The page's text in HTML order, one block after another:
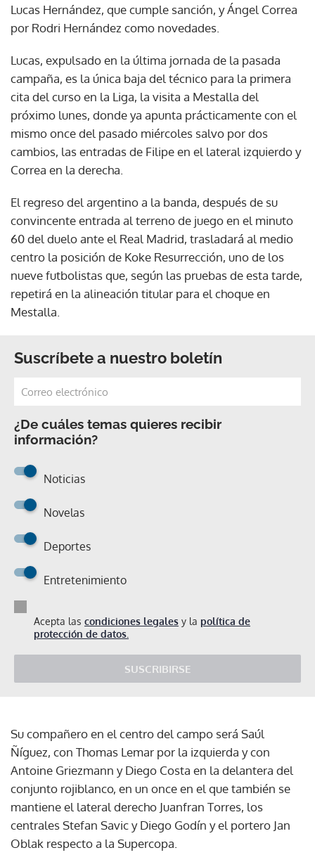
Lucas Hernández, que cumple sanción, y Ángel Correa
por Rodri Hernández como novedades.
Lucas, expulsado en la última jornada de la pasada
campaña, es la única baja del técnico para la primera
cita del curso en la Liga, la visita a Mestalla del
próximo lunes, donde ya apunta prácticamente con el
mismo once del pasado miércoles salvo por dos
cambios, las entradas de Filipe en el lateral izquierdo y
Correa en la derecha.
El regreso del argentino a la banda, después de su
convincente entrada al terreno de juego en el minuto
60 del duelo ante el Real Madrid, trasladará al medio
centro la posición de Koke Resurrección, uno de los
nueve futbolistas que, según las pruebas de esta tarde,
repetirá en la alineación titular para el choque en
Mestalla.
Suscríbete a nuestro boletín
¿De cuáles temas quieres recibir
información?
Noticias
Novelas
Deportes
Entretenimiento
Acepta las condiciones legales y la política de
protección de datos.
SUSCRIBIRSE
Su compañero en el centro del campo será Saúl
Ñíguez, con Thomas Lemar por la izquierda y con
Antoine Griezmann y Diego Costa en la delantera del
conjunto rojiblanco, en un once en el que también se
mantiene el lateral derecho Juanfran Torres, los
centrales Stefan Savic y Diego Godín y el portero Jan
Oblak respecto a la Supercopa.